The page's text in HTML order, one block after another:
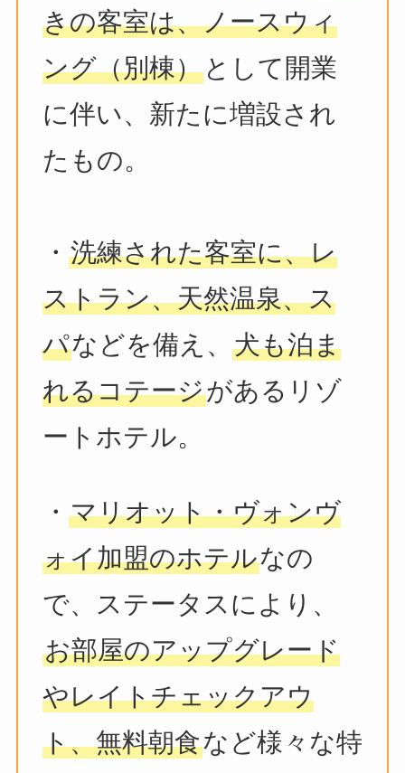
きの客室は、ノースウィ
ング（別棟）として開業
に伴い、新たに増設され
たもの。
・ 洗練された客室に、レ
ストラン、天然温泉、ス
パなどを備え、 犬も泊ま
れるコテージがあるリゾ
ートホテル。
・ マリオット・ヴォンヴ
ォイ加盟のホテルなの
で、ステータスにより、
お部屋のアップグレード
やレイトチェックアウ
ト、無料朝食など様々な特